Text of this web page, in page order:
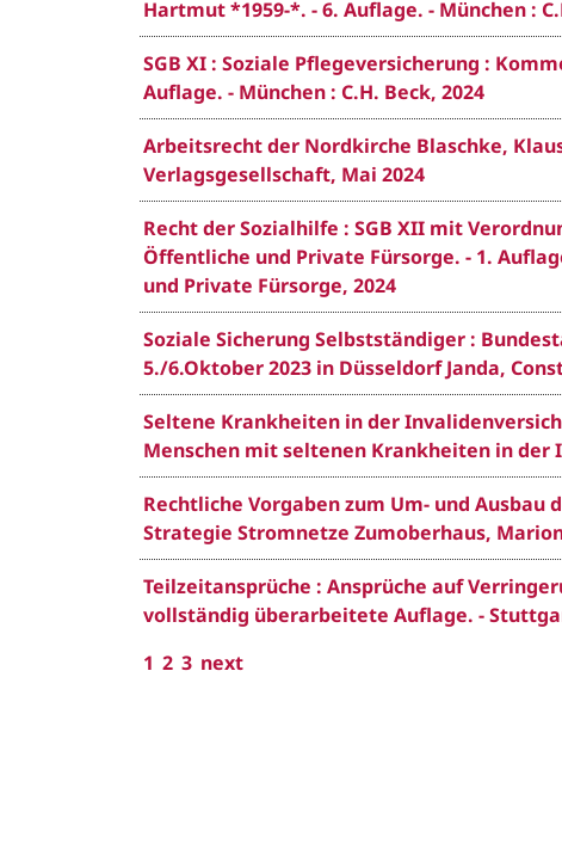
Hartmut *1959-*. - 6. Auflage. - München :
SGB XI : Soziale Pflegeversicherung :
Auflage. - München : C.H. Beck, 2024
Arbeitsrecht der Nordkirche Blaschke,
Verlagsgesellschaft, Mai 2024
Recht der Sozialhilfe : SGB XII mit
Öffentliche und Private Fürsorge. - 1.
und Private Fürsorge, 2024
Soziale Sicherung Selbstständiger :
5./6.Oktober 2023 in Düsseldorf Janda,
Seltene Krankheiten in der
Menschen mit seltenen Krankheiten in der
Rechtliche Vorgaben zum Um- und
Strategie Stromnetze Zumoberhaus,
Teilzeitansprüche : Ansprüche auf
vollständig überarbeitete Auflage. -
1 2 3 next